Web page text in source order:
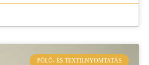
PÓLÓ- ÉS TEXTILNYOMTATÁS